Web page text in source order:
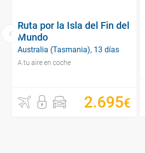
Ruta por la Isla del Fin del
Mundo
Australia (Tasmania), 13 días
A tu aire en coche
2.695€